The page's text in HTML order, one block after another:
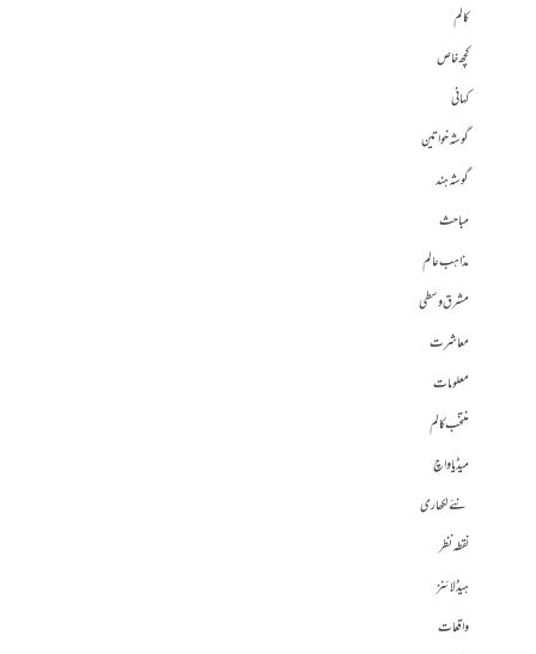
کالم
کچھ خاص
کہانی
گوشہ خواتین
گوشہ ہند
مباحث
مذاہب عالم
مشرق وسطی
معاشرت
معلومات
منتخب کالم
میڈیا واچ
نئے لکھاری
نقطہ نظر
ہیڈلائنز
واقعات